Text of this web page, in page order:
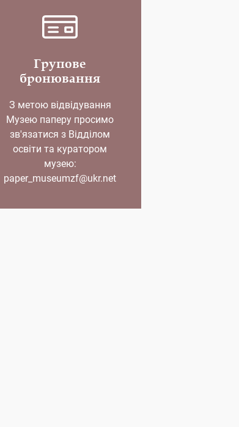
Групове
бронювання
З метою відвідування
Музею паперу просимо
зв'язатися з Відділом
освіти та куратором
музею:
paper_museumzf@ukr.net